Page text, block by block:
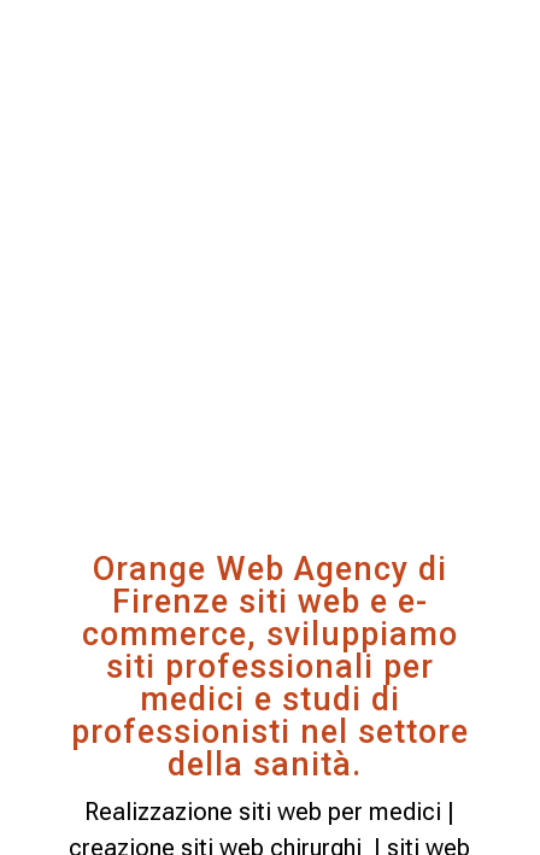
Orange Web Agency di
Firenze siti web e e-
commerce, sviluppiamo
siti professionali per
medici e studi di
professionisti nel settore
della sanità.
Realizzazione siti web per medici |
creazione siti web chirurghi | siti web